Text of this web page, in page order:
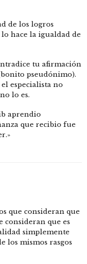
de los logros
hace la igualdad de
tu afirmación
pseudónimo).
especialista no
lo es.
aprendio
que recibio fue
que consideran que
consideran que es
simplemente
los mismos rasgos